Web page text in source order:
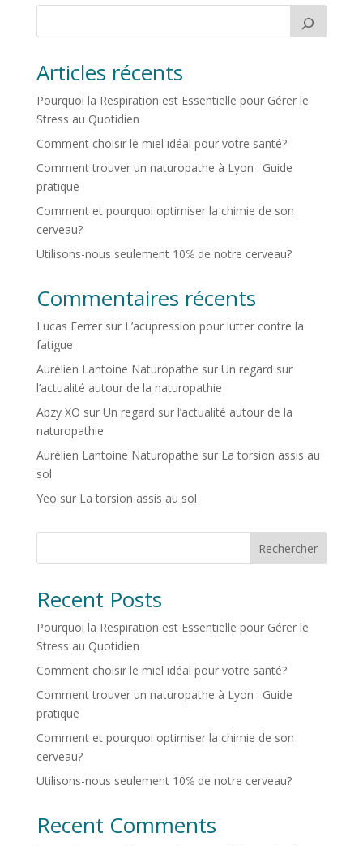
Articles récents
Pourquoi la Respiration est Essentielle pour Gérer le
Stress au Quotidien
Comment choisir le miel idéal pour votre santé?
Comment trouver un naturopathe à Lyon : Guide
pratique
Comment et pourquoi optimiser la chimie de son
cerveau?
Utilisons-nous seulement 10℅ de notre cerveau?
Commentaires récents
Lucas Ferrersur L’acupression pour lutter contre la
fatigue
Aurélien Lantoine Naturopathe sur Un regard sur
l’actualité autour de la naturopathie
Abzy XO sur Un regard sur l’actualité autour de la
naturopathie
Aurélien Lantoine Naturopathe sur La torsion assis au
sol
Yeo sur La torsion assis au sol
Rechercher
Recent Posts
Pourquoi la Respiration est Essentielle pour Gérer le
Stress au Quotidien
Comment choisir le miel idéal pour votre santé?
Comment trouver un naturopathe à Lyon : Guide
pratique
Comment et pourquoi optimiser la chimie de son
cerveau?
Utilisons-nous seulement 10℅ de notre cerveau?
Recent Comments